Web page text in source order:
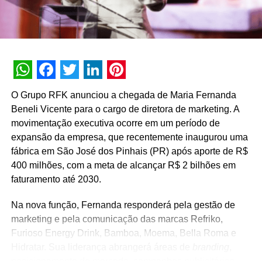
TÓPICOS RELACIONADOS:
A SEGUIR
NÃO PERCA
Luiza Boller é a nova gerente de marketing no
WhatsApp
Facebook
Twitter
LinkedIn
Pinterest
O Grupo RFK anunciou a chegada de Maria Fernanda
Beneli Vicente para o cargo de diretora de marketing. A
movimentação executiva ocorre em um período de
expansão da empresa, que recentemente inaugurou uma
fábrica em São José dos Pinhais (PR) após aporte de R$
400 milhões, com a meta de alcançar R$ 2 bilhões em
faturamento até 2030.
Na nova função, Fernanda responderá pela gestão de
marketing e pela comunicação das marcas Refriko,
Furioso Energy Drink, Bamboa, Moema, Bella Roma e